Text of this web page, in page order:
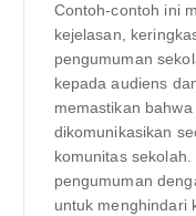
Contoh-contoh ini
kejelasan,
pengumuman
kepada audiens
memastikan
dikomunikasikan
komunitas
pengumuman
untuk menghindari